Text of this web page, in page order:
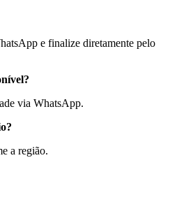
e finalize diretamente pelo
via WhatsApp.
a região.